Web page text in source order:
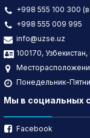
+998 555 100 300
+998 555 009 995
info@uzse.uz
100170,
Понедельник-
Мы в социальных
Facebook